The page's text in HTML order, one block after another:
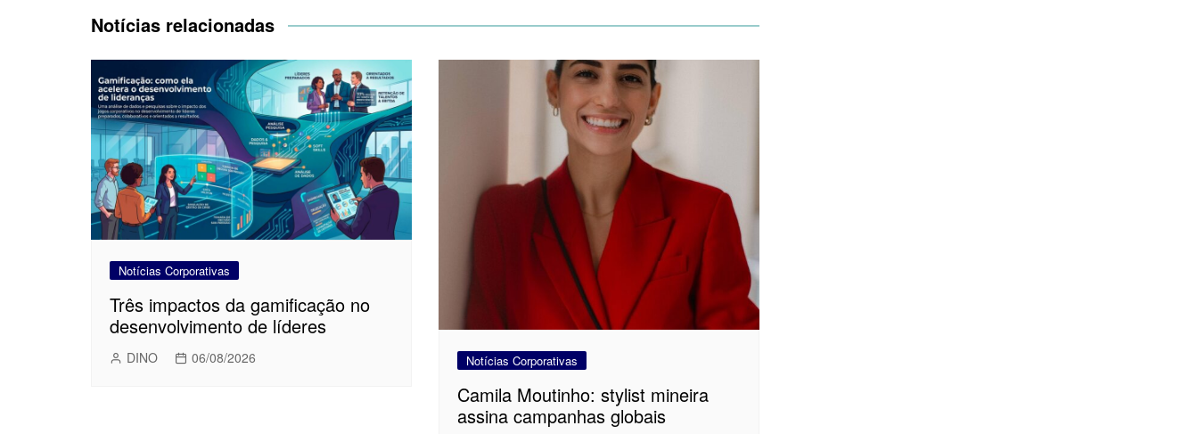
Post
Notícias relacionadas
Notícias Corporativas
Três impactos da gamificação no
desenvolvimento de líderes
DINO 06/08/2026 Notícias Corporativas
Camila Moutinho: stylist mineira
assina campanhas globais